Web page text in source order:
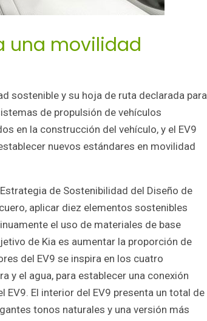
una movilidad
sostenible y su hoja de ruta declarada para
de propulsión de vehículos
en la construcción del vehículo, y el EV9
nuevos estándares en movilidad
de Sostenibilidad del Diseño de
aplicar diez elementos sostenibles
el uso de materiales de base
de Kia es aumentar la proporción de
del EV9 se inspira en los cuatro
y el agua, para establecer una conexión
El interior del EV9 presenta un total de
tonos naturales y una versión más